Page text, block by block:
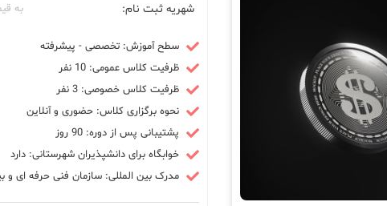
شهریه ثبت نام: به
سطح آموزش: تخصصی - پیشرفته
ظرفیت کلاس عمومی: 10 نفر
ظرفیت کلاس خصوصی: 3 نفر
نحوه برگزاری کلاس: حضوری و آنلاین
پشتیبانی پس از دوره: 90 روز
خوابگاه برای دانشپذیران شهرستانی: دارد
مدرک بین المللی: سازمان فنی حرفه ای و